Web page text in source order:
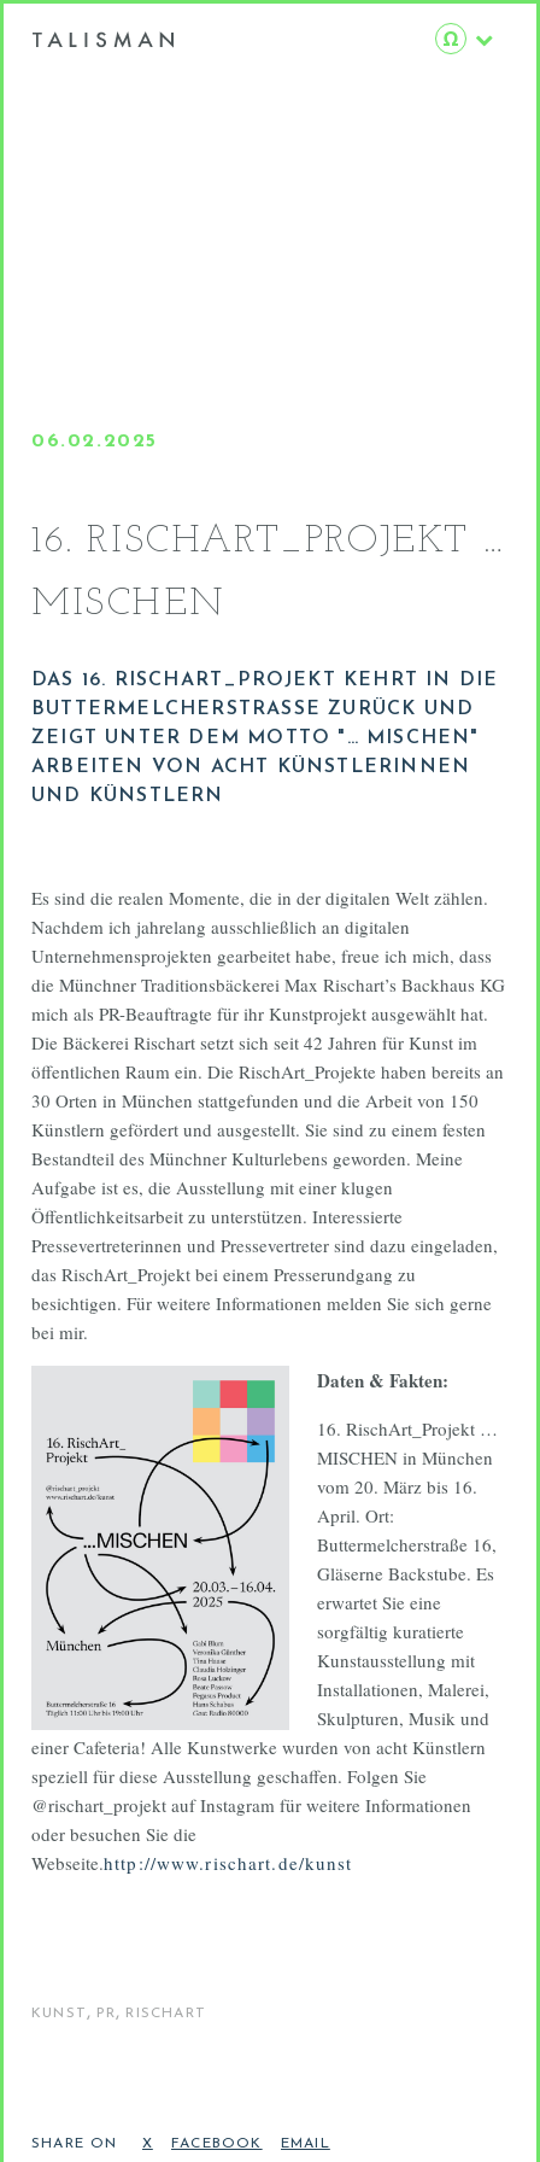
06.02.2025
16. RISCHART_PROJEKT …
MISCHEN
DAS 16. RISCHART_PROJEKT KEHRT IN DIE
BUTTERMELCHERSTRASSE ZURÜCK UND Z
EIGT UNTER DEM MOTTO "… MISCHEN" A
RBEITEN VON ACHT KÜNSTLERINNEN U
ND KÜNSTLERN
Es sind die realen Momente, die in der digitalen Welt zählen.
Nachdem ich jahrelang ausschließlich an digitalen
Unternehmensprojekten gearbeitet habe, freue ich mich, dass
die Münchner Traditionsbäckerei Max Rischart’s Backhaus KG
mich als PR-Beauftragte für ihr Kunstprojekt ausgewählt hat.
Die Bäckerei Rischart setzt sich seit 42 Jahren für Kunst im
öffentlichen Raum ein. Die RischArt_Projekte haben bereits an
30 Orten in München stattgefunden und die Arbeit von 150
Künstlern gefördert und ausgestellt. Sie sind zu einem festen
Bestandteil des Münchner Kulturlebens geworden. Meine
Aufgabe ist es, die Ausstellung mit einer klugen
Öffentlichkeitsarbeit zu unterstützen. Interessierte
Pressevertreterinnen und Pressevertreter sind dazu eingeladen,
das RischArt_Projekt bei einem Presserundgang zu
besichtigen. Für weitere Informationen melden Sie sich gerne
bei mir.
Daten & Fakten:
16. RischArt_Projekt …
MISCHEN in München
vom 20. März bis 16.
April. Ort:
Buttermelcherstraße 16,
Gläserne Backstube. Es
erwartet Sie eine
sorgfältig kuratierte
Kunstausstellung mit
Installationen, Malerei,
Skulpturen, Musik und
einer Cafeteria! Alle Kunstwerke wurden von acht Künstlern
speziell für diese Ausstellung geschaffen. Folgen Sie
@rischart_projekt auf Instagram für weitere Informationen
oder besuchen Sie die
Webseite.http://www.rischart.de/kunst
KUNST , PR, RISCHART
SHARE ON